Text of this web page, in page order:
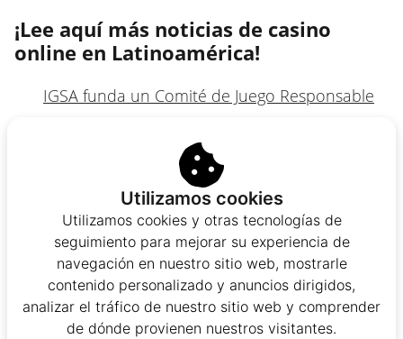
¡Lee aquí más noticias de casino
online en Latinoamérica!
IGSA funda un Comité de Juego Responsable
Panamá recupera el 98% del volumen de
juego tras la pandemia
Codere es galardonado en México por sus
avances en igualdad de género
La Hacienda chilena presenta un nuevo plan
para aumentar la recaudación del juego
Utilizamos cookies
Utilizamos cookies y otras tecnologías de
seguimiento para mejorar su experiencia de
navegación en nuestro sitio web, mostrarle
contenido personalizado y anuncios dirigidos,
analizar el tráfico de nuestro sitio web y comprender
de dónde provienen nuestros visitantes.